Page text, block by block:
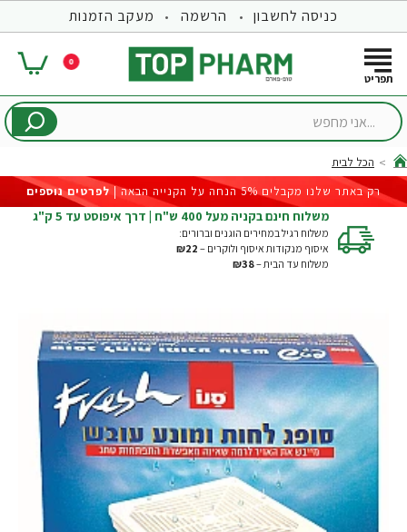
כניסה לחשבון הרשמה מעקב הזמנות
0
...אני
home
הכל לבית
רק באתר שלנו מקבלים 5% הנחה על הקנייה הבאה |
לפרטים נוספים
משלוח חינם בקניה מעל 400 ש"ח | דרך איפוסט עד 5 ק"ג
משלוח רגיל במחירים הוגנים וברורים:
איסוף מנקודות איסוף ולוקרים – ₪22
משלוח עד הבית –₪38